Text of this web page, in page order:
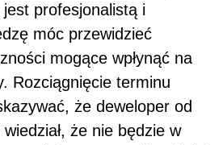
profesjonalistą i
móc przewidzieć
mogące wpłynąć na
Rozciągnięcie terminu
że deweloper od
że nie będzie w